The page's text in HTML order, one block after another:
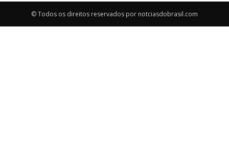
© Todos os direitos reservados por notciasdobrasil.com